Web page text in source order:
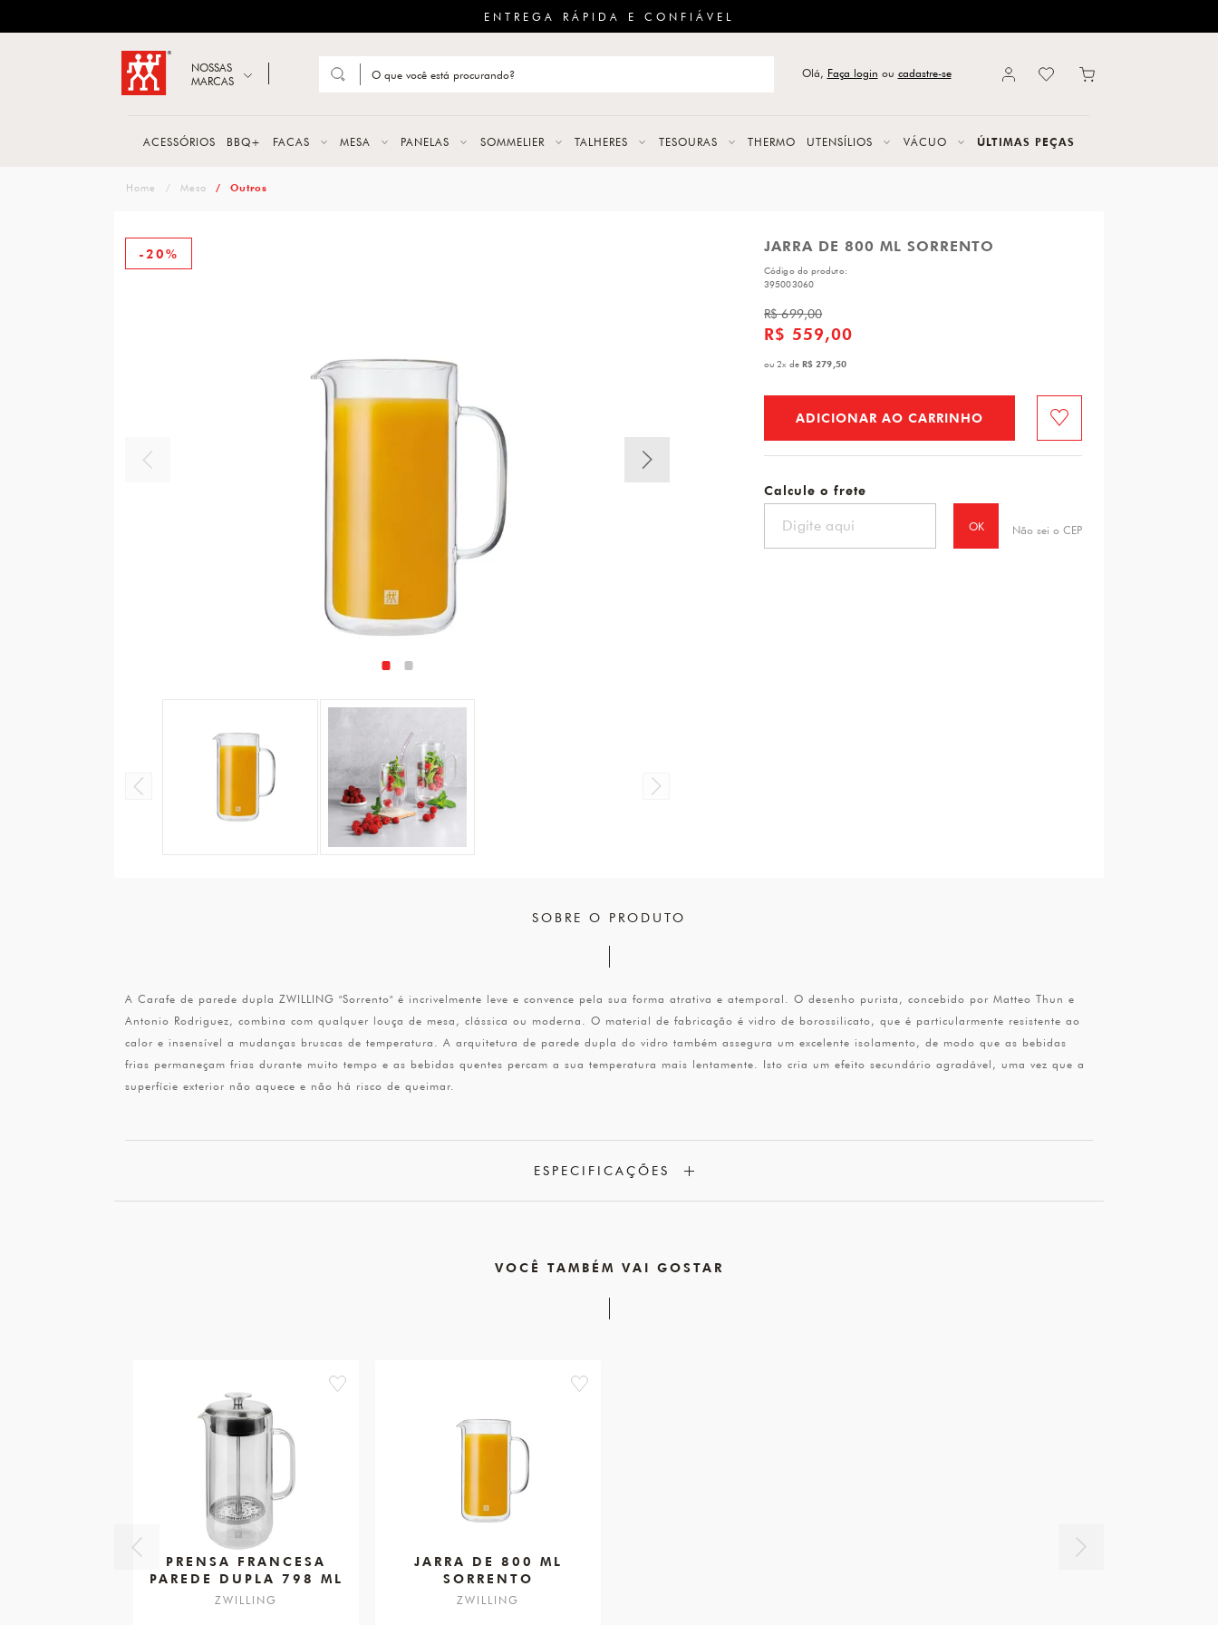
ENTREGA RÁPIDA E CONFIÁVEL
ZWILLING
NOSSAS
MARCAS
FACAS
Olá, Faça login ou cadastre-se
ACESSÓRIOS BBQ+ FACAS MESA PANELAS SOMMELIER TALHERES TESOURAS THERMO UTENSÍLIOS VÁCUO ÚLTIMAS PEÇAS
Mesa Outros
JARRA DE 800 ML SORRENTO
Código do produto:
395003060
R$ 699,00
R$ 559,00
ou2x de R$ 279,50
ADICIONAR AO CARRINHO Favorito
Calcule o frete
OK Não sei o CEP
-20%
SOBRE O PRODUTO
A Carafe de parede dupla ZWILLING "Sorrento" é incrivelmente leve e convence pela sua forma atrativa e atemporal. O desenho purista, concebido por Matteo Thun e
Antonio Rodriguez, combina com qualquer louça de mesa, clássica ou moderna. O material de fabricação é vidro de borossilicato, que é particularmente resistente ao
calor e insensível a mudanças bruscas de temperatura. A arquitetura de parede dupla do vidro também assegura um excelente isolamento, de modo que as bebidas
frias permaneçam frias durante muito tempo e as bebidas quentes percam a sua temperatura mais lentamente. Isto cria um efeito secundário agradável, uma vez que a
superfície exterior não aquece e não há risco de queimar.
ESPECIFICAÇÕES
VOCÊ TAMBÉM VAI GOSTAR
favorite
PRENSA FRANCESA
PAREDE DUPLA 798 ML
ZWILLING
favorite
JARRA DE 800 ML
SORRENTO
ZWILLING